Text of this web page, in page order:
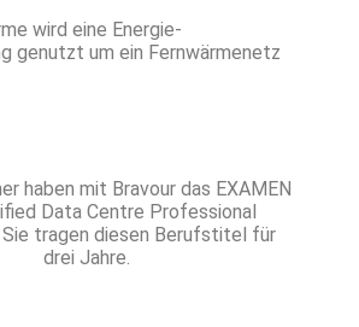
wird eine Energie-
genutzt um ein Fernwärmenetz
haben mit Bravour das EXAMEN
Data Centre Professional
tragen diesen Berufstitel für
drei Jahre.